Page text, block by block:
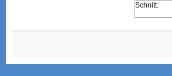
Schnitt: